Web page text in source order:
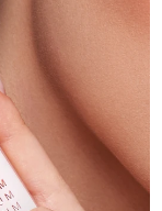
device
therapy
young skin
toothbrush
送达日期 8/14/26
送达日期
送达日期 8/10/26
送达日期